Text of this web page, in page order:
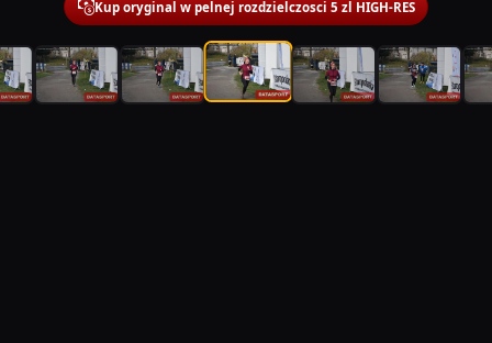
Kup oryginal w pelnej rozdzielczosci 5 zl HIGH-RES